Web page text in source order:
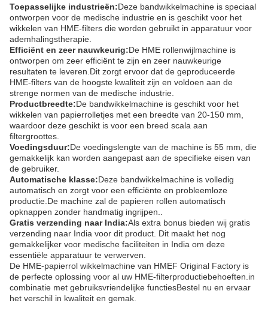
Toepasselijke industrieën:Deze bandwikkelmachine is speciaal
ontworpen voor de medische industrie en is geschikt voor het
wikkelen van HME-filters die worden gebruikt in apparatuur voor
ademhalingstherapie.
Efficiënt en zeer nauwkeurig:De HME rollenwijlmachine is
ontworpen om zeer efficiënt te zijn en zeer nauwkeurige
resultaten te leveren.Dit zorgt ervoor dat de geproduceerde
HME-filters van de hoogste kwaliteit zijn en voldoen aan de
strenge normen van de medische industrie.
Productbreedte:De bandwikkelmachine is geschikt voor het
wikkelen van papierrolletjes met een breedte van 20-150 mm,
waardoor deze geschikt is voor een breed scala aan
filtergroottes.
Voedingsduur:De voedingslengte van de machine is 55 mm, die
gemakkelijk kan worden aangepast aan de specifieke eisen van
de gebruiker.
Automatische klasse:Deze bandwikkelmachine is volledig
automatisch en zorgt voor een efficiënte en probleemloze
productie.De machine zal de papieren rollen automatisch
opknappen zonder handmatig ingrijpen..
Gratis verzending naar India:Als extra bonus bieden wij gratis
verzending naar India voor dit product. Dit maakt het nog
gemakkelijker voor medische faciliteiten in India om deze
essentiële apparatuur te verwerven.
De HME-papierrol wikkelmachine van HMEF Original Factory is
de perfecte oplossing voor al uw HME-filterproductiebehoeften.in
combinatie met gebruiksvriendelijke functiesBestel nu en ervaar
het verschil in kwaliteit en gemak.